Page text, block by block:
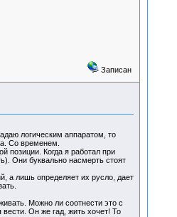
Записан
логическим аппаратом, то
Со временем.
позиции. Когда я работал при
Они буквально насмерть стоят
а лишь определяет их русло, дает
Можно ли соотнести это с
Он же гад, жить хочет! То